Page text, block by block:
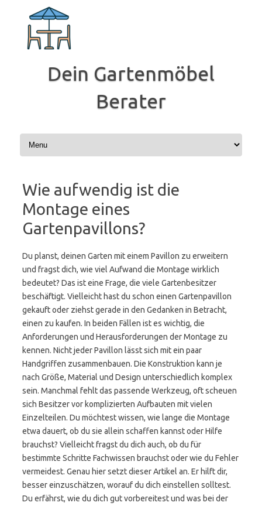
Inhalt
springen
Dein Gartenmöbel
Berater
Wie aufwendig ist die
Montage eines
Gartenpavillons?
Du planst, deinen Garten mit einem Pavillon zu erweitern
und fragst dich, wie viel Aufwand die Montage wirklich
bedeutet? Das ist eine Frage, die viele Gartenbesitzer
beschäftigt. Vielleicht hast du schon einen Gartenpavillon
gekauft oder ziehst gerade in den Gedanken in Betracht,
einen zu kaufen. In beiden Fällen ist es wichtig, die
Anforderungen und Herausforderungen der Montage zu
kennen. Nicht jeder Pavillon lässt sich mit ein paar
Handgriffen zusammenbauen. Die Konstruktion kann je
nach Größe, Material und Design unterschiedlich komplex
sein. Manchmal fehlt das passende Werkzeug, oft scheuen
sich Besitzer vor komplizierten Aufbauten mit vielen
Einzelteilen. Du möchtest wissen, wie lange die Montage
etwa dauert, ob du sie allein schaffen kannst oder Hilfe
brauchst? Vielleicht fragst du dich auch, ob du für
bestimmte Schritte Fachwissen brauchst oder wie du Fehler
vermeidest. Genau hier setzt dieser Artikel an. Er hilft dir,
besser einzuschätzen, worauf du dich einstellen solltest.
Du erfährst, wie du dich gut vorbereitest und was bei der